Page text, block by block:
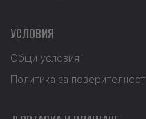
УСЛОВИЯ
Общи условия
Политика за поверителност